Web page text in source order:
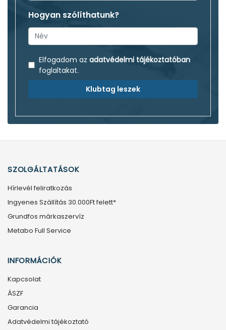
Hogyan szólíthatunk?
Elfogadom az adatvédelmi tájékoztatóban
foglaltakat.
Klubtag leszek
SZOLGÁLTATÁSOK
Hírlevél feliratkozás
Ingyenes Szállítás 30.000Ft felett*
Grundfos márkaszervíz
Metabo Full Service
INFORMÁCIÓK
Kapcsolat
ÁSZF
Garancia
Adatvédelmi tájékoztató